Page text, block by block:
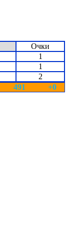
Очки
1
1
2
491 +0